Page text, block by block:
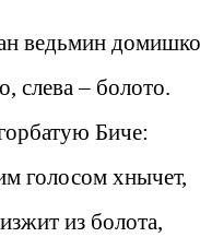
ведьмин
слева – болото.
Биче:
голосом хнычет,
из болота,